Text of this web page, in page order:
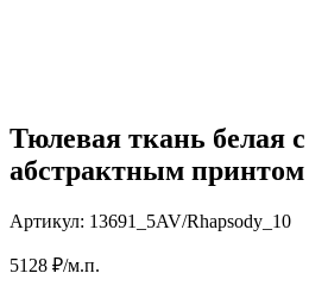
Тюлевая ткань белая
абстрактным принтом
Артикул: 13691_5AV/Rhapsody_10
5128 ₽/м.п.